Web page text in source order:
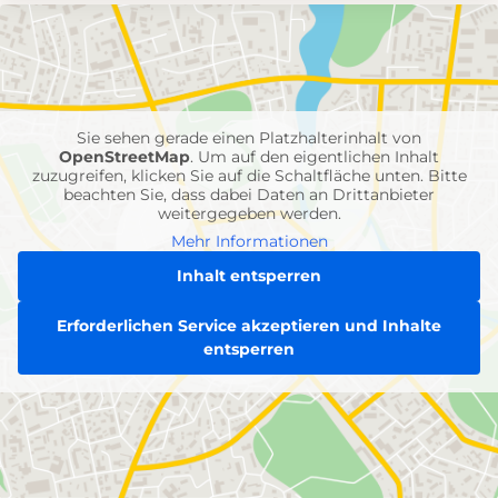
mit
Feuerwehr-
Einheiten
Sie sehen gerade einen Platzhalterinhalt von
OpenStreetMap. Um auf den eigentlichen Inhalt
zuzugreifen, klicken Sie auf die Schaltfläche unten. Bitte
beachten Sie, dass dabei Daten an Drittanbieter
weitergegeben werden.
Mehr Informationen
Inhalt entsperren
Erforderlichen Service akzeptieren und Inhalte
entsperren